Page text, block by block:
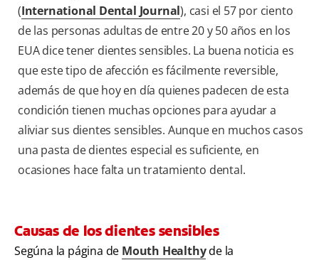
(International Dental Journal), casi el 57 por ciento
de las personas adultas de entre 20 y 50 años en los
EUA dice tener dientes sensibles. La buena noticia es
que este tipo de afección es fácilmente reversible,
además de que hoy en día quienes padecen de esta
condición tienen muchas opciones para ayudar a
aliviar sus dientes sensibles. Aunque en muchos casos
una pasta de dientes especial es suficiente, en
ocasiones hace falta un tratamiento dental.
Causas de los dientes sensibles
Segúna la página de Mouth Healthyde la